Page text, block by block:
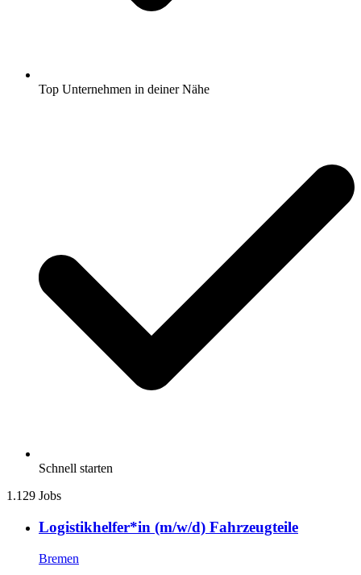
Top Unternehmen in deiner Nähe
Schnell starten
1.129 Jobs
Logistikhelfer*in (m/w/d) Fahrzeugteile
Bremen